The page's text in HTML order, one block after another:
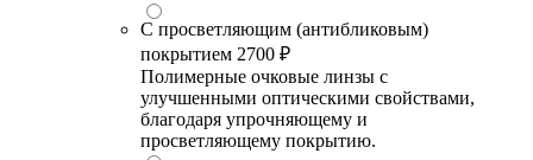
С просветляющим (антибликовым)
покрытием 2700 ₽
Полимерные очковые линзы с
улучшенными оптическими свойствами,
благодаря упрочняющему и
просветляющему покрытию.